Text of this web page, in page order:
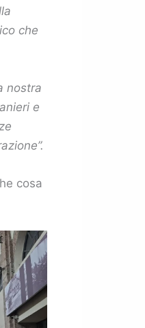
che
nostra
e
cosa